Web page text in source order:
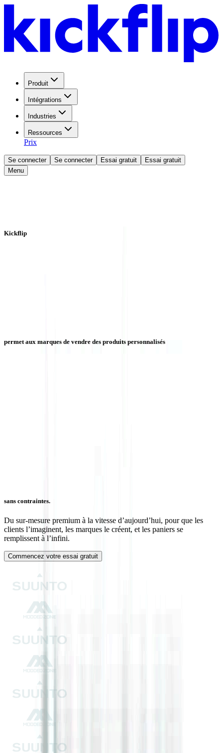
Produit
Intégrations
Industries
Ressources
Prix
Se connecter Se connecter Essai gratuit
Essai gratuit
Menu
Kickflip
permet aux marques de vendre des produits personnalisés
sans contraintes.
Du sur-mesure premium à la vitesse d’aujourd’hui, pour que les
clients l’imaginent, les marques le créent, et les paniers se
remplissent à l’infini.
Commencez votre essai gratuit